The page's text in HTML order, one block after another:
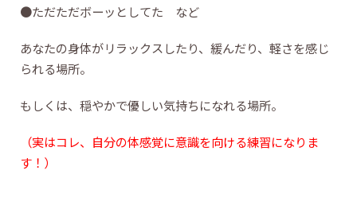
●ただただボーッとしてた など
あなたの身体がリラックスしたり、緩んだり、軽さを感じ
られる場所。
もしくは、穏やかで優しい気持ちになれる場所。
（実はコレ、自分の体感覚に意識を向ける練習になりま
す！）